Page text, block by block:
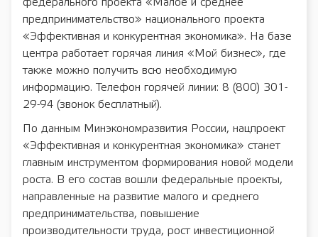
федерального проекта «Малое и среднее
предпринимательство» национального проекта
«Эффективная и конкурентная экономика». На базе
центра работает горячая линия «Мой бизнес», где
также можно получить всю необходимую
информацию. Телефон горячей линии: 8 (800) 301-
29-94 (звонок бесплатный).
По данным Минэкономразвития России, нацпроект
«Эффективная и конкурентная экономика» станет
главным инструментом формирования новой модели
роста. В его состав вошли федеральные проекты,
направленные на развитие малого и среднего
предпринимательства, повышение
производительности труда, рост инвестиционной